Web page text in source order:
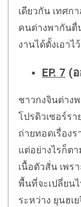
เดียวกัน เทศก
คนต่างพากันตื่
งานได้ตั้งเอาไ
EP. 7 (
ชาวกงจินต่าง
โปรดิวเซอร์ร
ถ่ายทอดเรื่อง
แต่อย่างไรก็ต
เนื้อตัวสั่น เพ
พื้นที่จะเปลี่ยน
ระหว่าง ยุนฮเ